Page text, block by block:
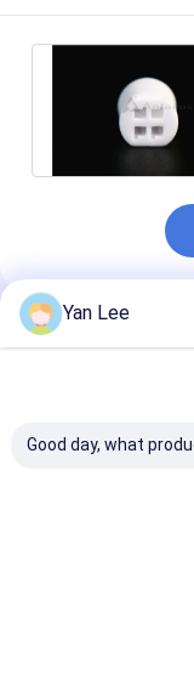
推薦されたプロダ
Yan Lee
Good day, what